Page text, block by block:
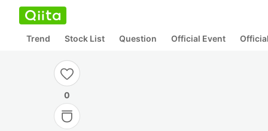
Trend Stock List Question Official Event
0